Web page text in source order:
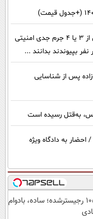
گفته‌های یک روحانی تندرو و ردپای بیش از ۳ یا ۴ جرم جدی امنیتی
پس از شناسایی
به‌قتل رسیده است
به دادگاه ویژه
نوکیا 105 رجیسترشده؛ ساده، بادوام